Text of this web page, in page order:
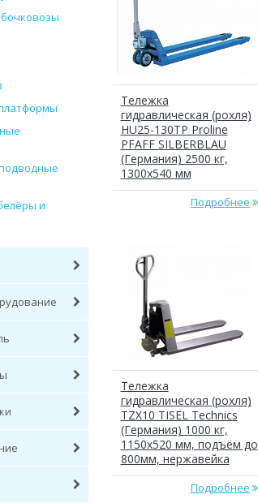
и
Тележка
гидравлическая (рохля)
HU25-130TP Proline
PFAFF SILBERBLAU
(Германия) 2500 кг,
1300х540 мм
Подробнее
Тележка
гидравлическая (рохля)
TZX10 TISEL Technics
(Германия) 1000 кг,
1150x520 мм, подъём до
800мм, нержавейка
Подробнее